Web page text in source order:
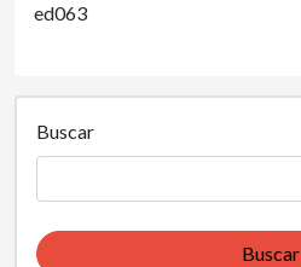
ed063
Buscar
Buscar